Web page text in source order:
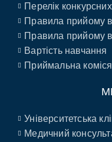
Перелік
Правила прийому в
Правила прийому
Вартість навчання
Приймальна коміся
Університетська
Медичний